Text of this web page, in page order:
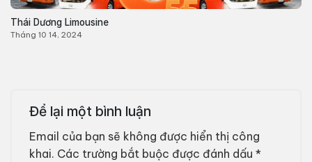
Thái Dương Limousine
Tháng 10 14, 2024
Để lại một bình luận
Email của bạn sẽ không được hiển thị công
khai. Các trường bắt buộc được đánh dấu *